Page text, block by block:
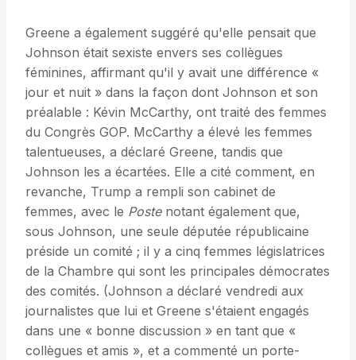
Greene a également suggéré qu'elle pensait que
Johnson était sexiste envers ses collègues
féminines, affirmant qu'il y avait une différence «
jour et nuit » dans la façon dont Johnson et son
préalable : Kévin McCarthy, ont traité des femmes
du Congrès GOP. McCarthy a élevé les femmes
talentueuses, a déclaré Greene, tandis que
Johnson les a écartées. Elle a cité comment, en
revanche, Trump a rempli son cabinet de
femmes, avec le Postenotant également que,
sous Johnson, une seule députée républicaine
préside un comité ; il y a cinq femmes législatrices
de la Chambre qui sont les principales démocrates
des comités. (Johnson a déclaré vendredi aux
journalistes que lui et Greene s'étaient engagés
dans une « bonne discussion » en tant que «
collègues et amis », et a commenté un porte-